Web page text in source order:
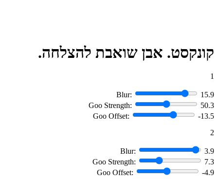
קונקסט. אבן שואבת להצלחה.
1
Blur:
15.9
Goo Strength:
50.3
Goo Offset:
-13.5
2
Blur:
3.9
Goo Strength:
7.3
Goo Offset:
-4.9